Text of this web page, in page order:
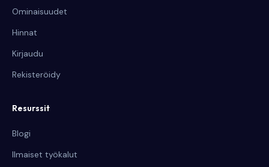
Ominaisuudet
Hinnat
Kirjaudu
Rekisteröidy
Resurssit
Blogi
Ilmaiset työkalut